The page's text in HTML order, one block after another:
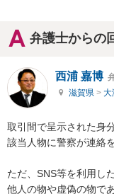
弁護士からの
西浦 嘉博
滋賀県 > 大
取引間で呈示された身
該当人物に警察が連絡
ただ、SNS等を利用し
他人の物や虚偽の物で